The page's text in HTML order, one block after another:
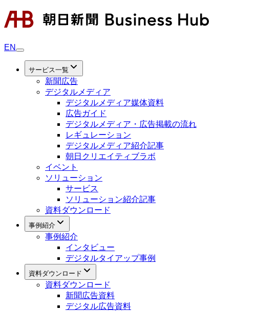
EN
サービス一覧
新聞広告
デジタルメディア
デジタルメディア媒体資料
広告ガイド
デジタルメディア・広告掲載の流れ
レギュレーション
デジタルメディア紹介記事
朝日クリエイティブラボ
イベント
ソリューション
サービス
ソリューション紹介記事
資料ダウンロード
事例紹介
事例紹介
インタビュー
デジタルタイアップ事例
資料ダウンロード
資料ダウンロード
新聞広告資料
デジタル広告資料